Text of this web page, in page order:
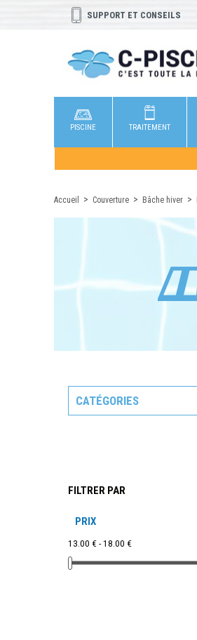
SUPPORT ET CONSEILS
PISCINE TRAITEMENT
Accueil Couverture Bâche hiver
CATÉGORIES
FILTRER PAR
PRIX
13.00 € - 18.00 €